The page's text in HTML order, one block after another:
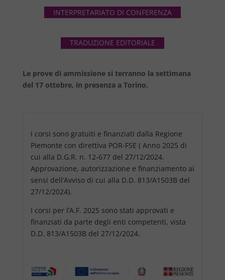
INTERPRETARIATO DI CONFERENZA
TRADUZIONE EDITORIALE
Le prove di ammissione si terranno la settimana
del 17 ottobre, in presenza a Torino.
I corsi sono gratuiti e finanziati dalla Regione
Piemonte con direttiva POR-FSE ( Anno 2025 di
cui alla D.G.R. n. 12-677 del 27/12/2024.
Approvazione, autorizzazione e finanziamento ai
sensi dell’Avviso di cui alla D.D. 813/A1503B del
27/12/2024).
I corsi per l’A.F. 2025 sono stati approvati e
finanziati da parte degli enti competenti, vista
D.D. 813/A1503B del 27/12/2024.